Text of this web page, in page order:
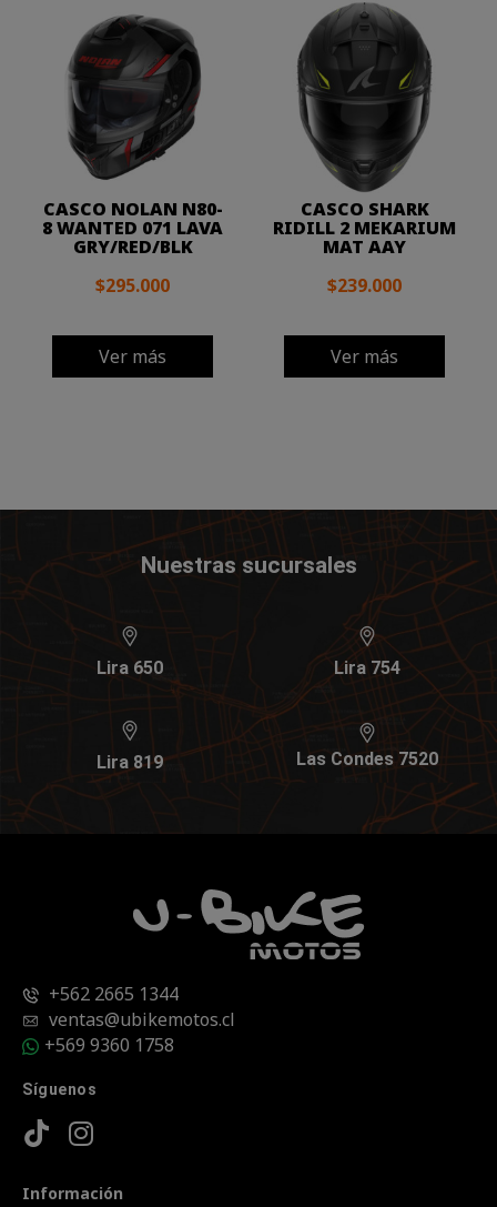
CASCO NOLAN N80-
8 WANTED 071 LAVA
GRY/RED/BLK
$295.000
Ver más
CASCO SHARK
RIDILL 2 MEKARIUM
MAT AAY
$239.000
Ver más
Nuestras sucursales
Lira 650 Lira 754
Lira 819 Las Condes 7520
+562 2665 1344
ventas@ubikemotos.cl
+569 9360 1758
Síguenos
Información